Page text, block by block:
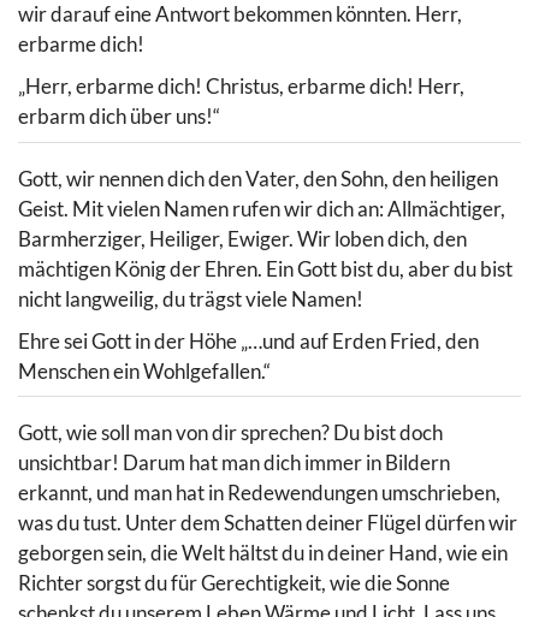
wir darauf eine Antwort bekommen könnten. Herr,
erbarme dich!
„Herr, erbarme dich! Christus, erbarme dich! Herr,
erbarm dich über uns!“
Gott, wir nennen dich den Vater, den Sohn, den heiligen
Geist. Mit vielen Namen rufen wir dich an: Allmächtiger,
Barmherziger, Heiliger, Ewiger. Wir loben dich, den
mächtigen König der Ehren. Ein Gott bist du, aber du bist
nicht langweilig, du trägst viele Namen!
Ehre sei Gott in der Höhe „…und auf Erden Fried, den
Menschen ein Wohlgefallen.“
Gott, wie soll man von dir sprechen? Du bist doch
unsichtbar! Darum hat man dich immer in Bildern
erkannt, und man hat in Redewendungen umschrieben,
was du tust. Unter dem Schatten deiner Flügel dürfen wir
geborgen sein, die Welt hältst du in deiner Hand, wie ein
Richter sorgst du für Gerechtigkeit, wie die Sonne